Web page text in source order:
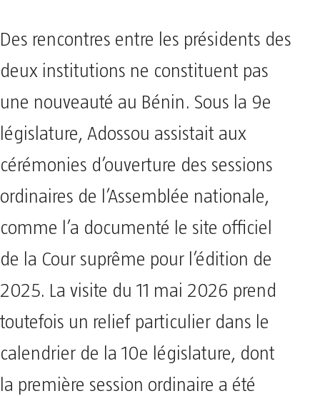
Des rencontres entre les présidents des
deux institutions ne constituent pas
une nouveauté au Bénin. Sous la 9e
législature, Adossou assistait aux
cérémonies d’ouverture des sessions
ordinaires de l’Assemblée nationale,
comme l’a documenté le site officiel
de la Cour suprême pour l’édition de
2025. La visite du 11 mai 2026 prend
toutefois un relief particulier dans le
calendrier de la 10e législature, dont
la première session ordinaire a été